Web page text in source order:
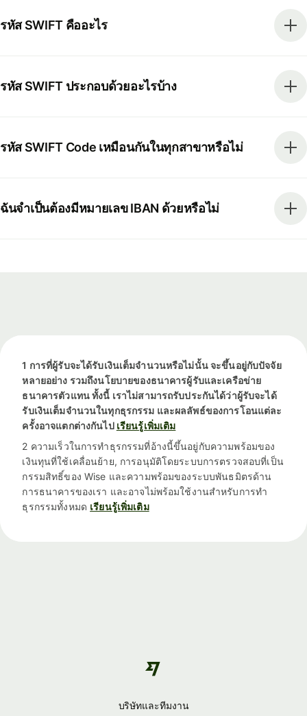
รหัส SWIFT คืออะไร
รหัส SWIFT ประกอบด้วยอะไรบ้าง
รหัส SWIFT Code เหมือนกันในทุกสาขาหรือไม่
ฉันจำเป็นต้องมีหมายเลข IBAN ด้วยหรือไม่
1 การที่ผู้รับจะได้รับเงินเต็มจำนวนหรือไม่นั้น จะขึ้นอยู่กับปัจจัย
หลายอย่าง รวมถึงนโยบายของธนาคารผู้รับและเครือข่าย
ธนาคารตัวแทน ทั้งนี้ เราไม่สามารถรับประกันได้ว่าผู้รับจะได้
รับเงินเต็มจำนวนในทุกธุรกรรม และผลลัพธ์ของการโอนแต่ละ
ครั้งอาจแตกต่างกันไป เรียนรู้เพิ่มเติม
2 ความเร็วในการทำธุรกรรมที่อ้างนี้ขึ้นอยู่กับความพร้อมของ
เงินทุนที่ใช้เคลื่อนย้าย, การอนุมัติโดยระบบการตรวจสอบที่เป็น
กรรมสิทธิ์ของ Wise และความพร้อมของระบบพันธมิตรด้าน
การธนาคารของเรา และอาจไม่พร้อมใช้งานสำหรับการทำ
ธุรกรรมทั้งหมด เรียนรู้เพิ่มเติม
บริษัทและทีมงาน